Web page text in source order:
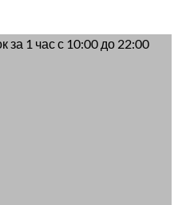
за 1 час с 10:00 до 22:00